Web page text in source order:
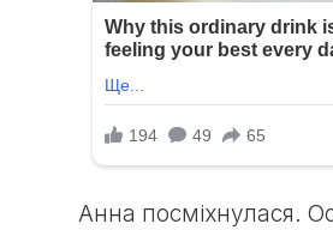
Анна посміхнулася.